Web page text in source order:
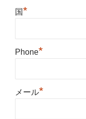
国*
Phone*
メール*